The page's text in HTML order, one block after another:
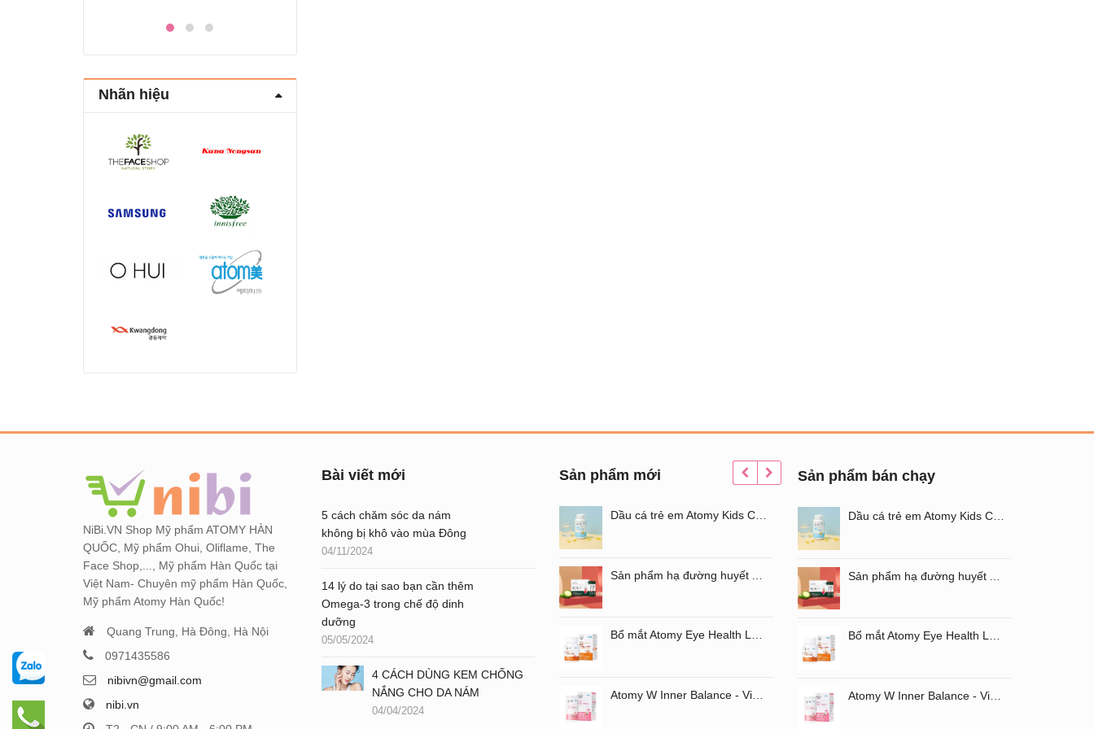
Nhãn hiệu
NiBi.VN Shop Mỹ phẩm ATOMY HÀN
QUỐC, Mỹ phẩm Ohui, Oliflame, The
Face Shop,..., Mỹ phẩm Hàn Quốc tại
Việt Nam- Chuyên mỹ phẩm Hàn Quốc,
Mỹ phẩm Atomy Hàn Quốc!
Quang Trung, Hà Đông, Hà Nội
0971435586
nibivn@gmail.com
nibi.vn
Bài viết mới
5 cách chăm sóc da nám
không bị khô vào mùa Đông
04/11/2024
14 lý do tại sao bạn cần thêm
Omega-3 trong chế độ dinh
dưỡng
05/05/2024
4 CÁCH DÙNG KEM CHỐNG
NẮNG CHO DA NÁM
04/04/2024
Sản phẩm mới
Dầu cá trẻ em Atomy Kids Chewable Omega3
Atomy W Inner Balance - Viên uống chăm sóc âm đạo và đường ruột Atomy Hàn Quốc
Nước hoa hồng dưỡng trắng da Atomy Absolute Cellactive Toner 150ML
Kem nền Atomy Absolute BB Cream
Set Atomy Evening Care Hàn Quốc - Bộ sản phẩm chăm sóc da ban đêm 4 loại
Tinh chất serum dạng xịt Atomy Oil Serum
Sản phẩm bán chạy